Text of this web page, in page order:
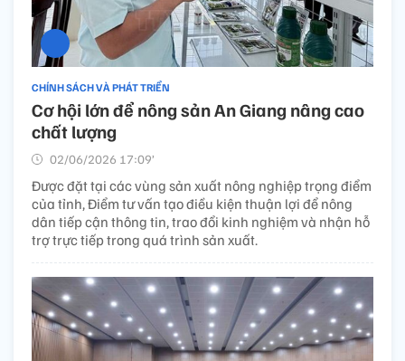
CHÍNH SÁCH VÀ PHÁT TRIỂN
Cơ hội lớn để nông sản An Giang nâng cao
chất lượng
02/06/2026 17:09’
Được đặt tại các vùng sản xuất nông nghiệp trọng điểm
của tỉnh, Điểm tư vấn tạo điều kiện thuận lợi để nông
dân tiếp cận thông tin, trao đổi kinh nghiệm và nhận hỗ
trợ trực tiếp trong quá trình sản xuất.